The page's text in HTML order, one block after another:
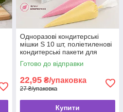
Одноразові кондитерські
мішки S 10 шт, поліетиленові
кондитерські пакети для
десертів
Готово до відправки
22,95 ₴/упаковка
27 ₴/упаковка
Купити